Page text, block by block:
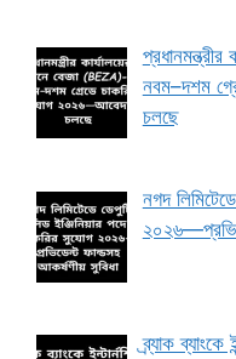
নবম–দশম
চলছে
নগদ
ব্র্যাক